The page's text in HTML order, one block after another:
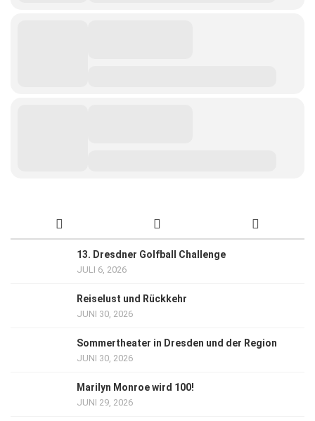
13. Dresdner Golfball Challenge
JULI 6, 2026
Reiselust und Rückkehr
JUNI 30, 2026
Sommertheater in Dresden und der Region
JUNI 30, 2026
Marilyn Monroe wird 100!
JUNI 29, 2026